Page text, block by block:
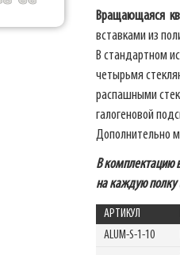
Вращающаяся
вставками из
В стандартном
четырьмя
распашными
галогеновой
Дополнительно
В комплектацию
на каждую полку
АРТИКУЛ
ALUM-S-1-10